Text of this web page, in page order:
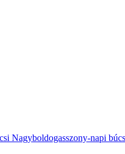
Nagyboldogasszony-napi